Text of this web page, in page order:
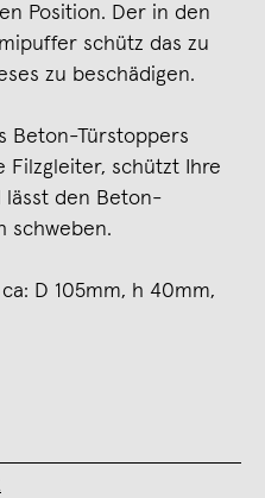
Position. Der in den
schütz das zu
zu beschädigen.
Beton-Türstoppers
Filzgleiter, schützt Ihre
lässt den Beton-
schweben.
D 105mm, h 40mm,